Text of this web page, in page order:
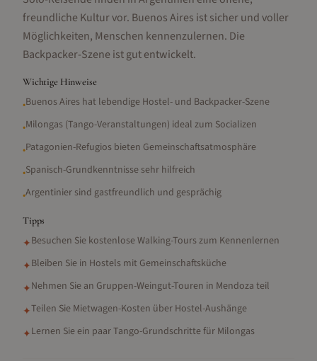
freundliche Kultur vor. Buenos Aires ist sicher und voller
Möglichkeiten, Menschen kennenzulernen. Die
Backpacker-Szene ist gut entwickelt.
Wichtige Hinweise
•Buenos Aires hat lebendige Hostel- und Backpacker-Szene
•Milongas (Tango-Veranstaltungen) ideal zum Socializen
•Patagonien-Refugios bieten Gemeinschaftsatmosphäre
•Spanisch-Grundkenntnisse sehr hilfreich
•Argentinier sind gastfreundlich und gesprächig
Tipps
✦Besuchen Sie kostenlose Walking-Tours zum Kennenlernen
✦Bleiben Sie in Hostels mit Gemeinschaftsküche
✦Nehmen Sie an Gruppen-Weingut-Touren in Mendoza teil
✦Teilen Sie Mietwagen-Kosten über Hostel-Aushänge
✦Lernen Sie ein paar Tango-Grundschritte für Milongas